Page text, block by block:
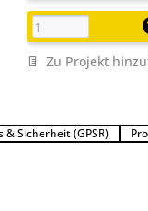
Zu Projekt
& Sicherheit (GPSR)